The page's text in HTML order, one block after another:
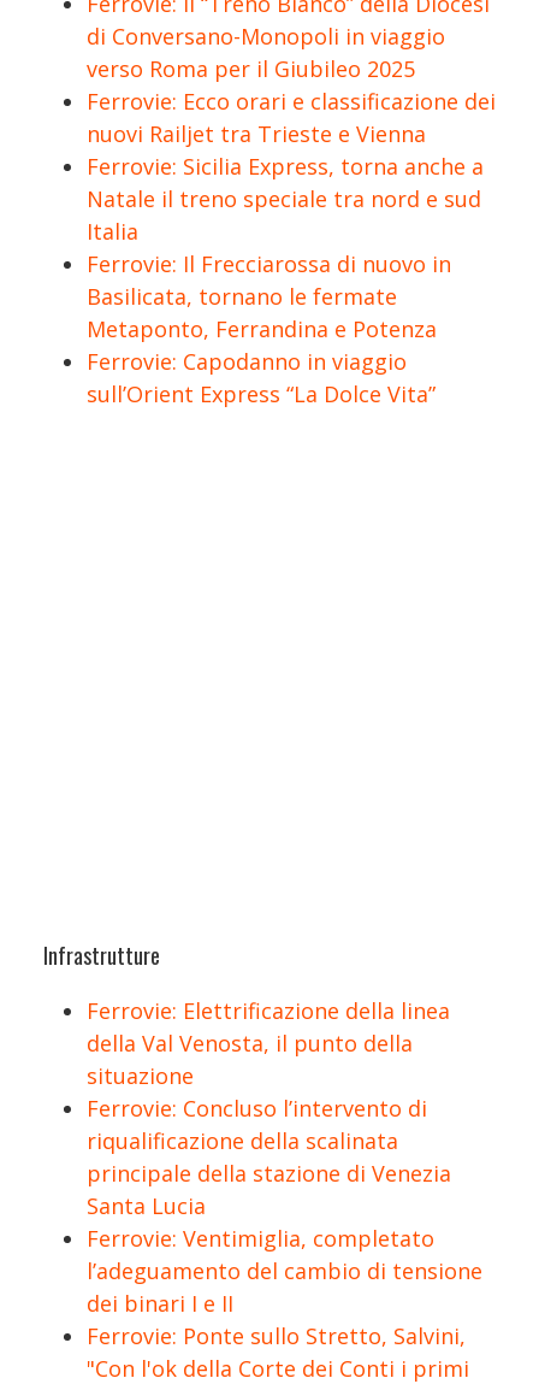
di Conversano-Monopoli in viaggio
verso Roma per il Giubileo 2025
Ferrovie: Ecco orari e classificazione dei
nuovi Railjet tra Trieste e Vienna
Ferrovie: Sicilia Express, torna anche a
Natale il treno speciale tra nord e sud
Italia
Ferrovie: Il Frecciarossa di nuovo in
Basilicata, tornano le fermate
Metaponto, Ferrandina e Potenza
Ferrovie: Capodanno in viaggio
sull’Orient Express “La Dolce Vita”
Infrastrutture
Ferrovie: Elettrificazione della linea
della Val Venosta, il punto della
situazione
Ferrovie: Concluso l’intervento di
riqualificazione della scalinata
principale della stazione di Venezia
Santa Lucia
Ferrovie: Ventimiglia, completato
l’adeguamento del cambio di tensione
dei binari I e II
Ferrovie: Ponte sullo Stretto, Salvini,
"Con l'ok della Corte dei Conti i primi